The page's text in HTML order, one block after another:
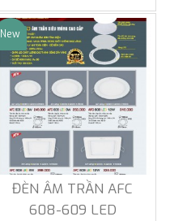
Sale
New
ĐÈN ÂM TRẦN AFC
608-609 LED